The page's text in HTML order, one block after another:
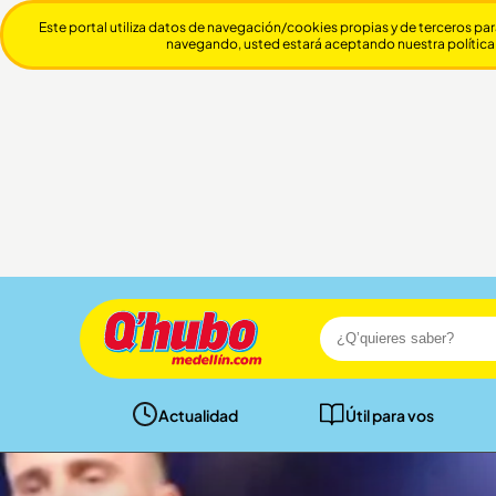
Actualidad Útil para vos
Este portal utiliza datos de navegación/cookies propias y de terceros
navegando, usted estará aceptando nuestra